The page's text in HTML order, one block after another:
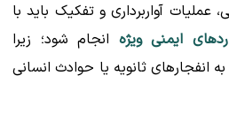
آواربرداری و تفکیک باید با
ایمنی ویژه انجام شود؛ زیرا
انفجارهای ثانویه یا حوادث انسانی